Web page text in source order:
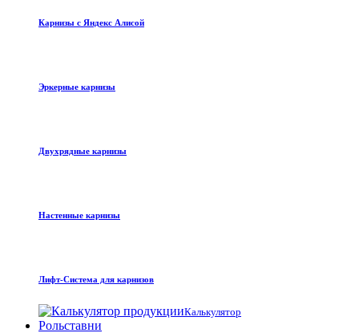
Карнизы с Яндекс Алисой
Эркерные карнизы
Двухрядные карнизы
Настенные карнизы
Лифт-Система для карнизов
Калькулятор
Рольставни